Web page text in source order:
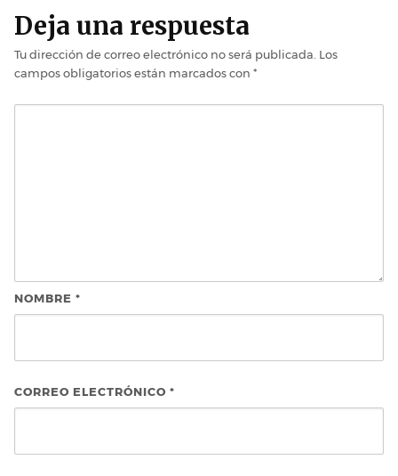
Deja una respuesta
Tu dirección de correo electrónico no será publicada. Los
campos obligatorios están marcados con *
NOMBRE *
CORREO ELECTRÓNICO *